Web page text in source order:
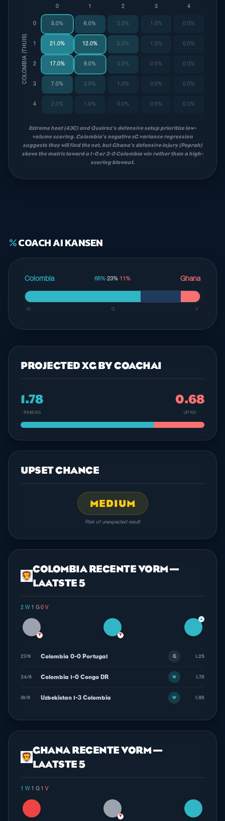
COLOMBIA (THUIS)
0 1 2 3 4
0 8.0% 6.0% 3.0% 1.0% 0.0%
21.0% 12.0% 5.0% 1.0% 0.0%
2 17.0% 9.0% 3.0% 0.0% 0.0%
3 7.0% 3.0% 1.0% 0.0% 0.0%
4 2.0% 1.0% 0.0% 0.0% 0.0%
Extreme heat (43C) and Queiroz's defensive setup prioritize low-
volume scoring. Colombia's negative xG variance regression
suggests they will find the net, but Ghana's defensive injury (Peprah)
skews the matrix toward a 1-0 or 2-0 Colombia win rather than a high-
scoring blowout.
percentCOACH AI KANSEN
Colombia 66%·23%·11% Ghana
W G V
PROJECTED XG BY COACHAI
1.78
THUIS XG
0.68
UIT XG
UPSET CHANCE
MEDIUM
Risk of unexpected result
COLOMBIA RECENTE VORM —
LAATSTE 5
2 W· 1 G·0 V
▼ ▼
▲
27/6 Colombia 0-0 Portugal G 1.25
24/6 Colombia 1-0 Congo DR W 1.75
18/6 Uzbekistan 1-3 Colombia W 1.95
GHANA RECENTE VORM —
LAATSTE 5
1 W· 1 G· 1 V
▼